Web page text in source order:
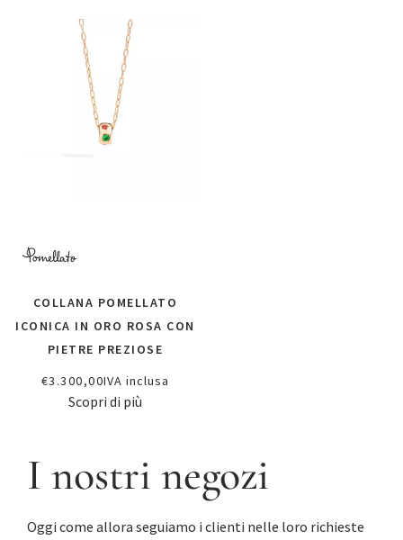
COLLANA POMELLATO
ICONICA IN ORO ROSA CON
PIETRE PREZIOSE
€3.300,00IVA inclusa
Scopri di più
I nostri negozi
Oggi come allora seguiamo i clienti nelle loro richieste